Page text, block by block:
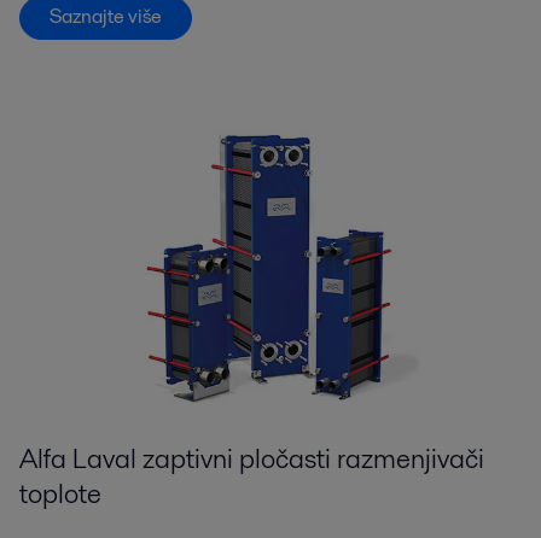
Saznajte više
Alfa Laval zaptivni pločasti razmenjivači
toplote